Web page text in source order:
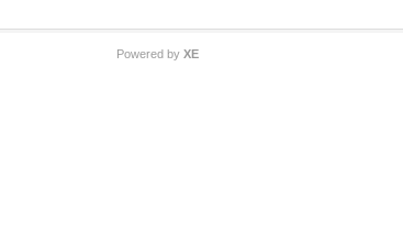
Powered by XE